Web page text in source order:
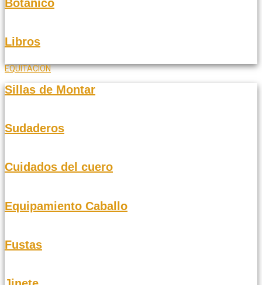
Botanico
Libros
EQUITACION
Sillas de Montar
Sudaderos
Cuidados del cuero
Equipamiento Caballo
Fustas